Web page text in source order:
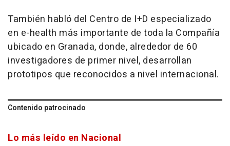
También habló del Centro de I+D especializado
en e-health más importante de toda la Compañía
ubicado en Granada, donde, alrededor de 60
investigadores de primer nivel, desarrollan
prototipos que reconocidos a nivel internacional.
Contenido patrocinado
Lo más leído en Nacional